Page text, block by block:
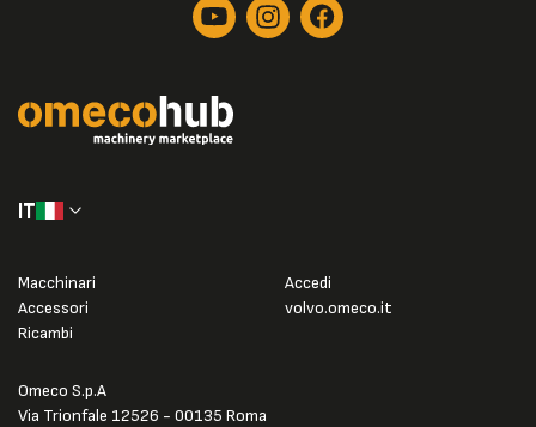
IT
Omeco S.p.A
Via Trionfale 12526 - 00135 Roma
Macchinari
Accessori
Ricambi
Accedi
volvo.omeco.it